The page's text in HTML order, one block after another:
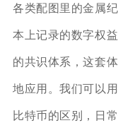
各类配图里的金属
本上记录的数字权
的共识体系，这套
地应用。我们可以
比特币的区别，日